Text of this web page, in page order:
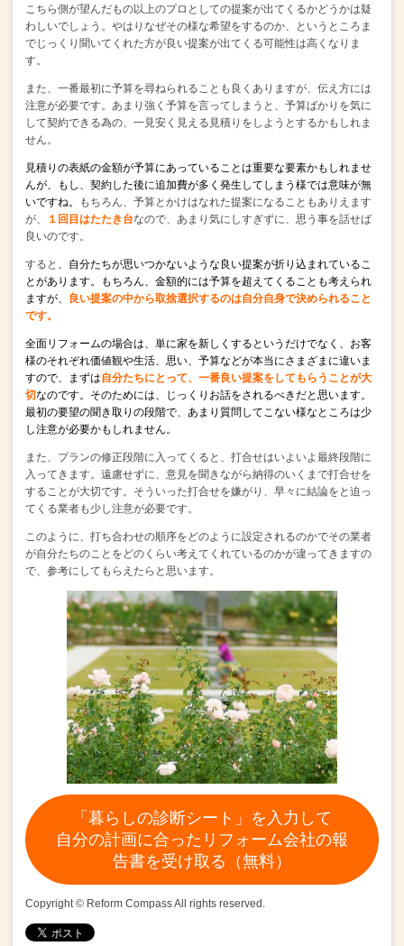
こちら側が望んだもの以上のプロとしての提案が出てくるかどうかは疑
わしいでしょう。 やはりなぜその様な希望をするのか、というところま
でじっくり聞いてくれた方が良い提案が出てくる可能性は高くなりま
す。
また、一番最初に予算を尋ねられることも良くありますが、 伝え方には
注意が必要です。 あまり強く予算を言ってしまうと、予算ばかりを気に
して契約できる為の、一見安く見える見積りをしようとするかもしれま
せん。
見積りの表紙の金額が予算にあっていることは重要な要素かもしれませ
んが、
もし、契約した後に追加費が多く発生してしまう様では意味が無
いですね。
もちろん、予算とかけはなれた提案になることもありえます
が、
１回目はたたき台なので、あまり気にしすぎずに、思う事を話せば
良いのです。
すると 、自分たちが思いつかないような良い提案が折り込まれているこ
とがあります。
もちろん、金額的には予算を超えてくることも考えられ
ますが、
良い提案の中から取捨選択するのは自分自身で決められること
です。
全面リフォームの場合は、単に家を新しくするというだけでなく、 お客
様のそれぞれ価値観や生活、思い、予算などが本当にさまざまに違いま
すので、
まずは自分たちにとって、一番良い提案をしてもらうことが大
切なのです。 そのためには、じっくりお話をされるべきだと思います。
最初の要望の聞き取りの段階で、あまり質問してこない様なところは少
し注意が必要かもしれません。
また、プランの修正段階に入ってくると、 打合せはいよいよ最終段階に
入ってきます。 遠慮せずに、意見を聞きながら納得のいくまで打合せを
することが大切です。 そういった打合せを嫌がり、早々に結論をと迫っ
てくる業者も少し注意が必要です。
このように、打ち合わせの順序をどのように設定されるのかでその業者
が自分たちのことをどのくらい考えてくれているのかが違ってきますの
で、参考にしてもらえたらと思います。
「暮らしの診断シート」を入力して
自分の計画に合ったリフォーム会社の報
告書を受け取る（無料）
Copyright © Reform Compass All rights reserved.